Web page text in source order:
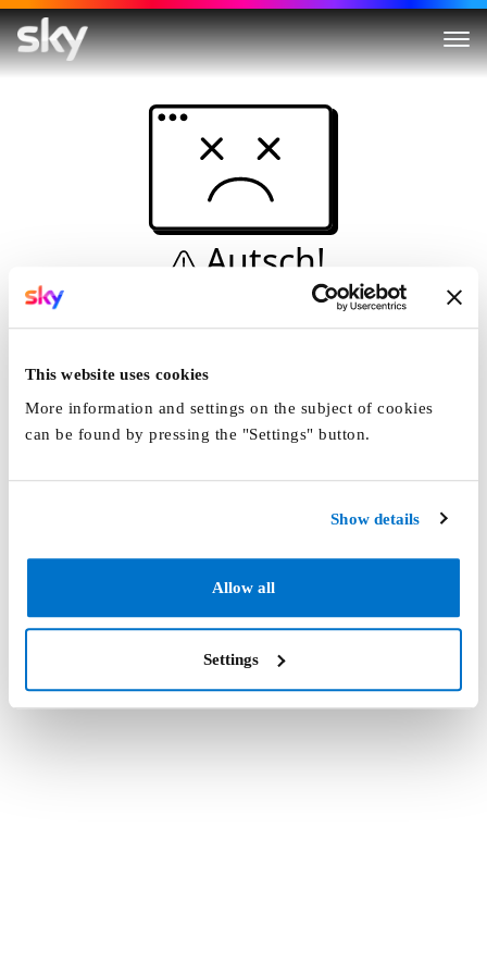
This website uses cookies
More information and settings on the subject of cookies
can be found by pressing the "Settings" button.
Show details
Allow all
Settings
Autsch!
Diese Seite kann nicht